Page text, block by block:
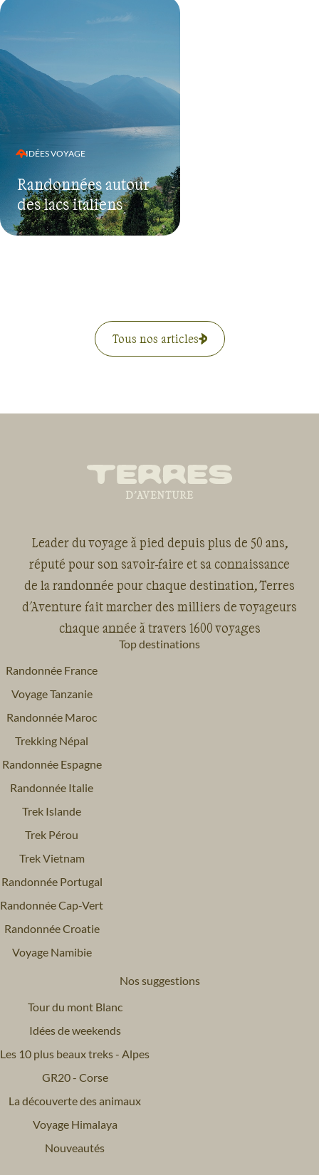
IDÉES VOYAGE
Randonnées autour
des lacs italiens
Tous nos articles
Leader du voyage à pied depuis plus de 50 ans,
réputé pour son savoir-faire et sa connaissance
de la randonnée pour chaque destination, Terres
d'Aventure fait marcher des milliers de voyageurs
chaque année à travers 1600 voyages
Top destinations
Randonnée France
Voyage Tanzanie
Randonnée Maroc
Trekking Népal
Randonnée Espagne
Randonnée Italie
Trek Islande
Trek Pérou
Trek Vietnam
Randonnée Portugal
Randonnée Cap-Vert
Randonnée Croatie
Voyage Namibie
Nos suggestions
Tour du mont Blanc
Idées de weekends
Les 10 plus beaux treks - Alpes
GR20 - Corse
La découverte des animaux
Voyage Himalaya
Nouveautés